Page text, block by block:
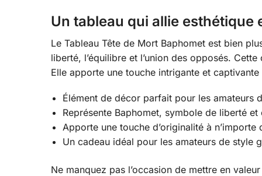
Un tableau qui allie esthétique
Le Tableau Tête de Mort Baphomet est bien
liberté, l’équilibre et l’union des opposés.
Elle apporte une touche intrigante et
Élément de décor parfait pour les amateurs
Représente Baphomet, symbole de liberté et
Apporte une touche d’originalité à n’importe
Un cadeau idéal pour les amateurs de style
Ne manquez pas l’occasion de mettre en